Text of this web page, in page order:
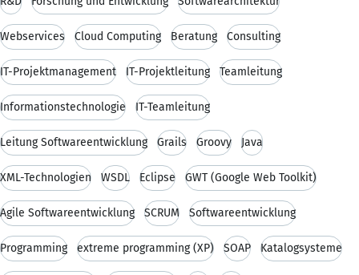
Webservices Cloud Computing Beratung Consulting
IT-Projektmanagement IT-Projektleitung Teamleitung
Informationstechnologie IT-Teamleitung
Leitung Softwareentwicklung Grails Groovy Java
XML-Technologien WSDL Eclipse GWT (Google Web Toolkit)
Agile Softwareentwicklung SCRUM Softwareentwicklung
Programming extreme programming (XP) SOAP Katalogsysteme